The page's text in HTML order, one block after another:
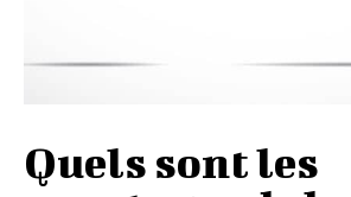
Quels sont les